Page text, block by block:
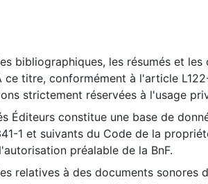
bibliographiques, les résumés et
ce titre, conformément à l'article
strictement réservées à l'usage
Éditeurs constitue une base de
1 et suivants du Code de la
préalable de la BnF.
relatives à des documents sonores